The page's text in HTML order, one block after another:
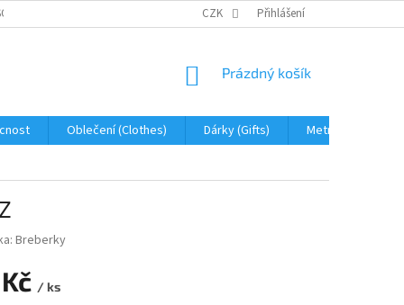
ÚDAJŮ JAK NA REKLAMACI A VRÁCENÍ ZBOŽÍ
CZK Přihlášení
NÁKUPNÍ
Prázdný košík
Oblečení (Clothes) Dárky (Gifts)
Metráž (fabric)
Breberky
/ ks